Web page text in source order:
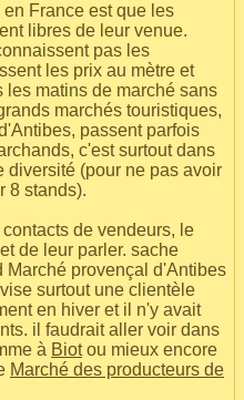
France est que les
libres de leur venue.
pas les
les prix au mètre et
les matins de marché sans
marchés touristiques,
passent parfois
c'est surtout dans
diversité (pour ne pas avoir
8 stands).
de vendeurs, le
de leur parler. sache
Marché provençal d'Antibes
surtout une clientèle
en hiver et il n'y avait
il faudrait aller voir dans
à Biotou mieux encore
Marché des producteurs de